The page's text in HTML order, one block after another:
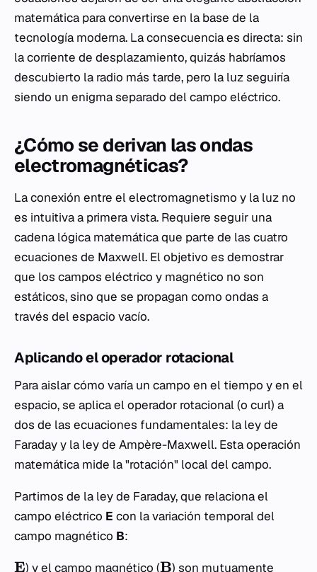
matemática para convertirse en la base de la
tecnología moderna. La consecuencia es directa: sin
la corriente de desplazamiento, quizás habríamos
descubierto la radio más tarde, pero la luz seguiría
siendo un enigma separado del campo eléctrico.
¿Cómo se derivan las ondas
electromagnéticas?
La conexión entre el electromagnetismo y la luz no
es intuitiva a primera vista. Requiere seguir una
cadena lógica matemática que parte de las cuatro
ecuaciones de Maxwell. El objetivo es demostrar
que los campos eléctrico y magnético no son
estáticos, sino que se propagan como ondas a
través del espacio vacío.
Aplicando el operador rotacional
Para aislar cómo varía un campo en el tiempo y en el
espacio, se aplica el operador rotacional (o curl) a
dos de las ecuaciones fundamentales: la ley de
Faraday y la ley de Ampère-Maxwell. Esta operación
matemática mide la "rotación" local del campo.
Partimos de la ley de Faraday, que relaciona el
campo eléctrico E con la variación temporal del
campo magnético B:
E) y el campo magnético (B) son mutuamente